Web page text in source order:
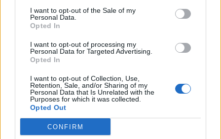
I want to opt-out of the Sale of my
Personal Data.
Opted In
I want to opt-out of processing my
Personal Data for Targeted Advertising.
Opted In
I want to opt-out of Collection, Use,
Retention, Sale, and/or Sharing of my
Personal Data that Is Unrelated with the
Purposes for which it was collected.
Opted Out
CONFIRM
lamentato del suo percorso – seppur breve –
all’interno della scuola: “Sono molto deluso.
ballato, non ho più riconosciuto la mia
canzone, il flow. Solo in questo modo avrai la
giusta musicalità. Io lo so che stai lavorando
tanto, che ti stai impegnando, ma me lo devi
far vedere.Abbiamo commesso un errore